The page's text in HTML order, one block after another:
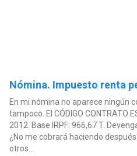
Nómina. Impuesto renta
En mi nómina no aparece ningún
tampoco. El CÓDIGO CONTRATO
2012. Base IRPF: 966,67 T.
¿No me cobrará haciendo
otros...